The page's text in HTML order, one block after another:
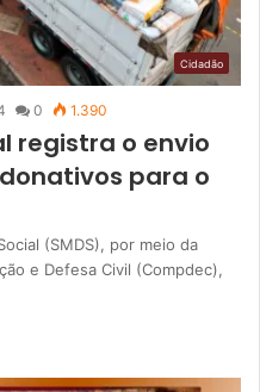
Cidadão
0 1.390
registra o envio
para o
(SMDS), por meio da
e Defesa Civil (Compdec),